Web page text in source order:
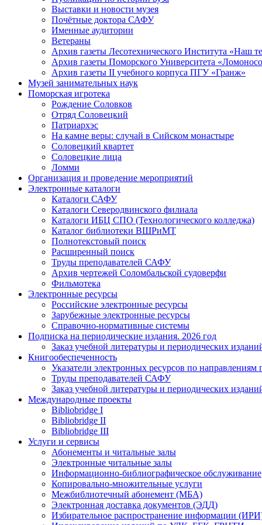
Выставки и новости музея
Почётные доктора САФУ
Именные аудитории
Ветераны
Архив газеты Лесотехнического Института «Наш
Архив газеты Поморского Университета
Архив газеты II учебного корпуса ПГУ «Гранж»
Музей занимательных наук
Поморская игротека
Рождение Соловков
Отряд Соловецкий
Патриархэс
На камне веры: случай в Сийском монастыре
Соловецкий квартет
Соловецкие лица
Ломми
Организация и проведение мероприятий
Электронные каталоги
Каталоги САФУ
Каталоги Северодвинского филиала
Каталоги ИБЦ СПО (Технологического колледжа)
Каталог библиотеки ВШРиМТ
Полнотекстовый поиск
Расширенный поиск
Труды преподавателей САФУ
Архив чертежей Соломбальской судоверфи
Фильмотека
Электронные ресурсы
Российские электронные ресурсы
Зарубежные электронные ресурсы
Справочно-нормативные системы
Подписка на периодические издания. 2026 год
Заказ учебной литературы и периодических
Книгообеспеченность
Указатели электронных ресурсов по направлениям
Труды преподавателей САФУ
Заказ учебной литературы и периодических
Международные проекты
Bibliobridge I
Bibliobridge II
Bibliobridge III
Услуги и сервисы
Абонементы и читальные залы
Электронные читальные залы
Информационно-библиографическое обслуживание
Копировально-множительные услуги
Межбиблиотечный абонемент (МБА)
Электронная доставка документов (ЭДД)
Избирательное распространение информации